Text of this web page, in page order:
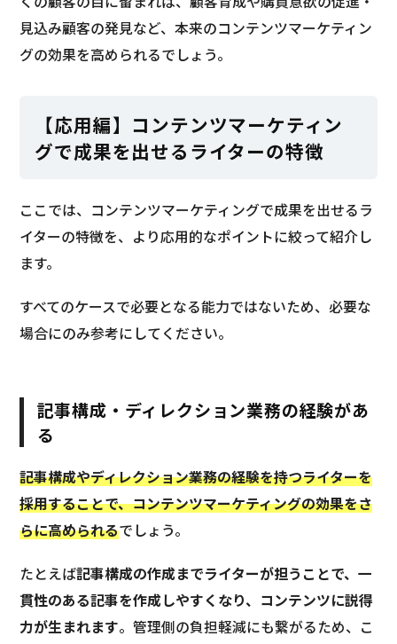
見込み顧客の発見など、本来のコンテンツマーケティン
グの効果を高められるでしょう。
【応用編】コンテンツマーケティン
グで成果を出せるライターの特徴
ここでは、コンテンツマーケティングで成果を出せるラ
イターの特徴を、より応用的なポイントに絞って紹介し
ます。
すべてのケースで必要となる能力ではないため、必要な
場合にのみ参考にしてください。
記事構成・ディレクション業務の経験があ
る
記事構成やディレクション業務の経験を持つライターを
採用することで、コンテンツマーケティングの効果をさ
らに高められるでしょう。
たとえば記事構成の作成までライターが担うことで、一
貫性のある記事を作成しやすくなり、コンテンツに説得
力が生まれます。管理側の負担軽減にも繋がるため、こ